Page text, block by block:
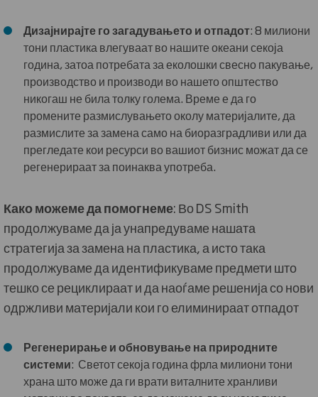
Дизајнирајте го загадувањето и отпадот: 8 милиони
тони пластика влегуваат во нашите океани секоја
година, затоа потребата за еколошки свесно пакување,
производство и производи во нашето општество
никогаш не била толку голема. Време е да го
промените размислувањето околу материјалите, да
размислите за замена само на биоразградливи или да
прегледате кои ресурси во вашиот бизнис можат да се
регенерираат за поинаква употреба.
Како можеме да помогнеме: Во DS Smith
продолжуваме да ја унапредуваме нашата
стратегија за замена на пластика, а исто така
продолжуваме да идентификуваме предмети што
тешко се рециклираат и да наоѓаме решенија со нови
одржливи материјали кои го елиминираат отпадот
Регенерирање и обновување на природните
системи: Светот секоја година фрла милиони тони
храна што може да ги врати виталните хранливи